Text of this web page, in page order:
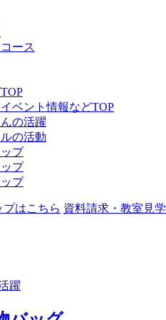
ース
ベント情報などTOP
の活躍
の活動
プ
プ
プ
プはこちら 資料請求・教室見
躍